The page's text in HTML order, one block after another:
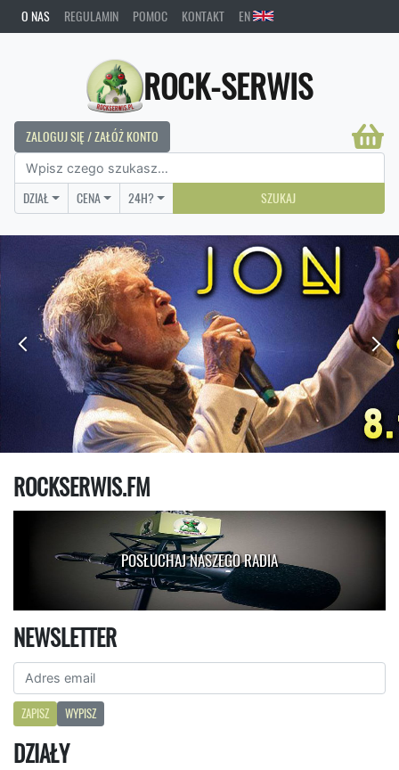
O NAS REGULAMIN POMOC KONTAKT EN
ROCK-SERWIS
ZALOGUJ SIĘ / ZAŁÓŻ KONTO
DZIAŁ CENA 24H? SZUKAJ
ROCKSERWIS.FM
POSŁUCHAJ NASZEGO RADIA
NEWSLETTER
ZAPISZ WYPISZ
DZIAŁY